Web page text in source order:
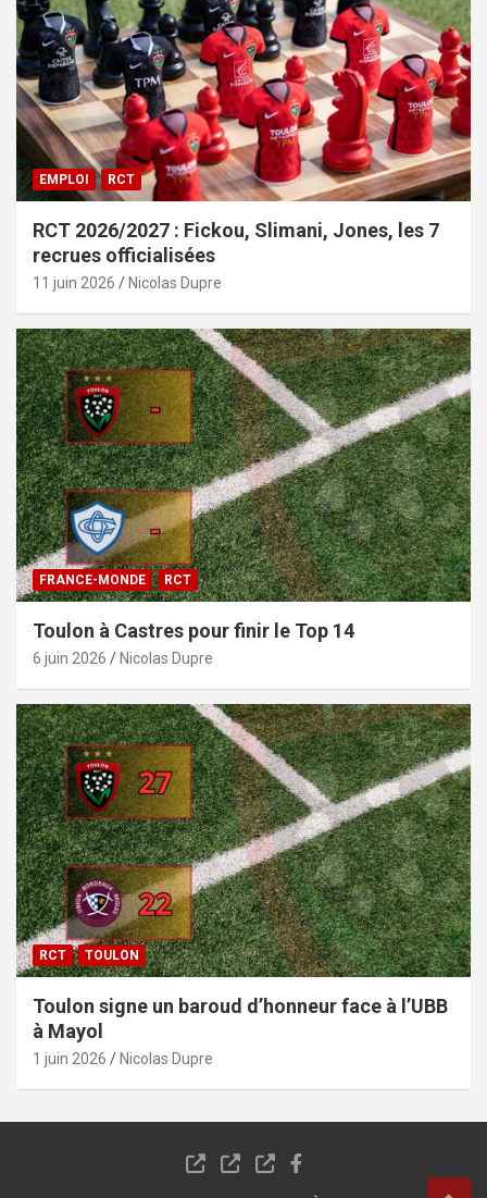
EMPLOI RCT
RCT 2026/2027 : Fickou, Slimani, Jones, les 7
recrues officialisées
11 juin 2026 Nicolas Dupre
FRANCE-MONDE RCT
Toulon à Castres pour finir le Top 14
6 juin 2026 Nicolas Dupre
RCT TOULON
Toulon signe un baroud d’honneur face à l’UBB
à Mayol
1 juin 2026 Nicolas Dupre